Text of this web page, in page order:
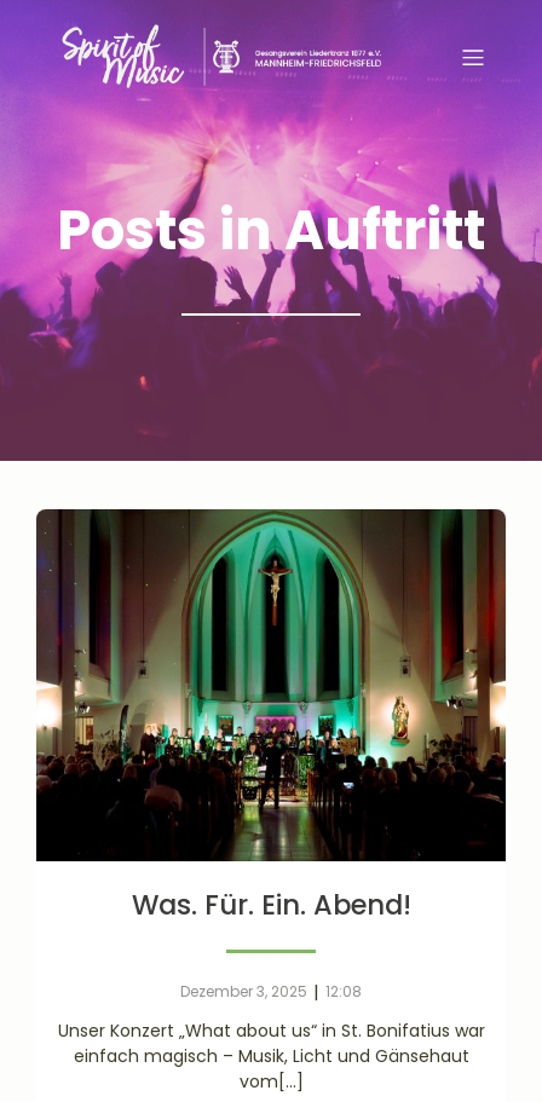
Posts in Auftritt
Was. Für. Ein. Abend!
Dezember 3, 2025 | 12:08
Unser Konzert „What about us“ in St. Bonifatius war
einfach magisch – Musik, Licht und Gänsehaut
vom[…]